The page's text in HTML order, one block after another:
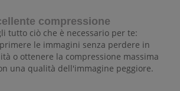
compressione
tutto ciò che è necessario per te:
le immagini senza perdere in
o ottenere la compressione massima
una qualità dell'immagine peggiore.